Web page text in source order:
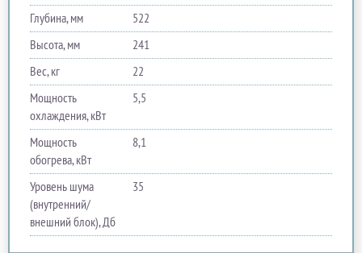
Глубина, мм
522
Высота, мм
241
Вес, кг
22
Мощность
охлаждения, кВт
5,5
Мощность
обогрева, кВт
8,1
Уровень шума
(внутренний/
внешний блок), Дб
35